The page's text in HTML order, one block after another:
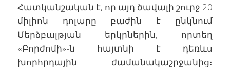
Հատկանշական է, որ այդ ծավալի շուրջ 20
միլիոն դոլարը բաժին է ընկնում
Մերձբալթյան երկրներին, որտեղ
«Բորժոմի»-ն հայտնի է դեռևս
խորհրդային ժամանակաշրջանից։